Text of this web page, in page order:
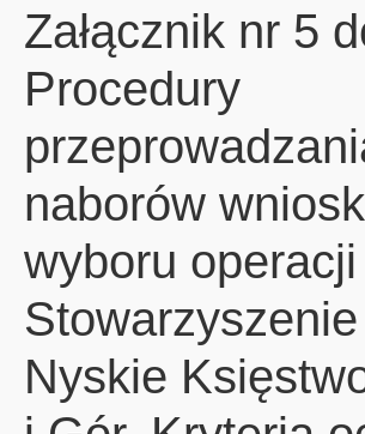
Załącznik nr 5
Procedury
naborów
wyboru
Stowarzyszenie
Nyskie